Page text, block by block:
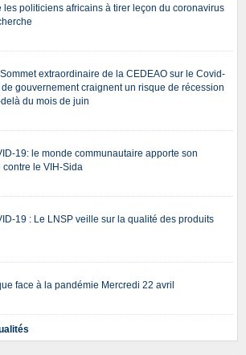
les politiciens africains à tirer leçon du coronavirus
extraordinaire de la CEDEAO sur le Covid-
de gouvernement craignent un risque de récession
du mois de juin
19: le monde communautaire apporte son
le VIH-Sida
19 : Le LNSP veille sur la qualité des produits
face à la pandémie Mercredi 22 avril